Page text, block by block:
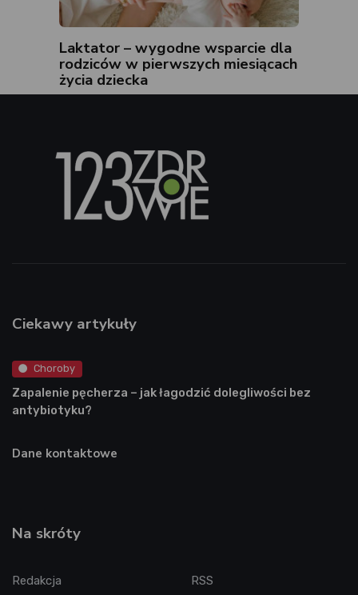
Laktator – wygodne wsparcie dla
rodziców w pierwszych miesiącach
życia dziecka
Ciekawy artykuły
Choroby
Zapalenie pęcherza – jak łagodzić dolegliwości bez
antybiotyku?
Dane kontaktowe
Na skróty
Redakcja RSS